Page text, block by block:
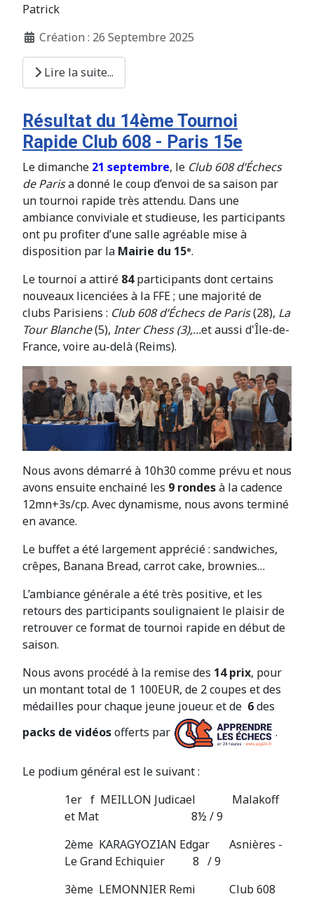
Patrick
Création : 26 Septembre 2025
Lire la suite...
Résultat du 14ème Tournoi
Rapide Club 608 - Paris 15e
Le dimanche 21 septembre, le Club 608 d’Échecs
de Parisa donné le coup d’envoi de sa saison par
un tournoi rapide très attendu. Dans une
ambiance conviviale et studieuse, les participants
ont pu profiter d’une salle agréable mise à
disposition par la Mairie du 15ᵉ.
Le tournoi a attiré 84participants dont certains
nouveaux licenciées à la FFE ; une majorité de
clubs Parisiens : Club 608 d’Échecs de Paris(28), La
Tour Blanche(5), Inter Chess (3),...et aussi d'Île-de-
France, voire au-delà (Reims).
Nous avons démarré à 10h30 comme prévu et nous
avons ensuite enchainé les 9 rondesà la cadence
12mn+3s/cp. Avec dynamisme, nous avons terminé
en avance.
Le buffet a été largement apprécié : sandwiches,
crêpes, Banana Bread, carrot cake, brownies…
L’ambiance générale a été très positive, et les
retours des participants soulignaient le plaisir de
retrouver ce format de tournoi rapide en début de
saison.
Nous avons procédé à la remise des 14 prix, pour
un montant total de 1 100EUR, de 2 coupes et des
médailles pour chaque jeune joueur. et de 6des
packs de vidéosofferts par .
Le podium général est le suivant :
1er f MEILLON Judicael Malakoff
et Mat 8½ / 9
2ème KARAGYOZIAN Edgar Asnières -
Le Grand Echiquier 8 / 9
3ème LEMONNIER Remi Club 608